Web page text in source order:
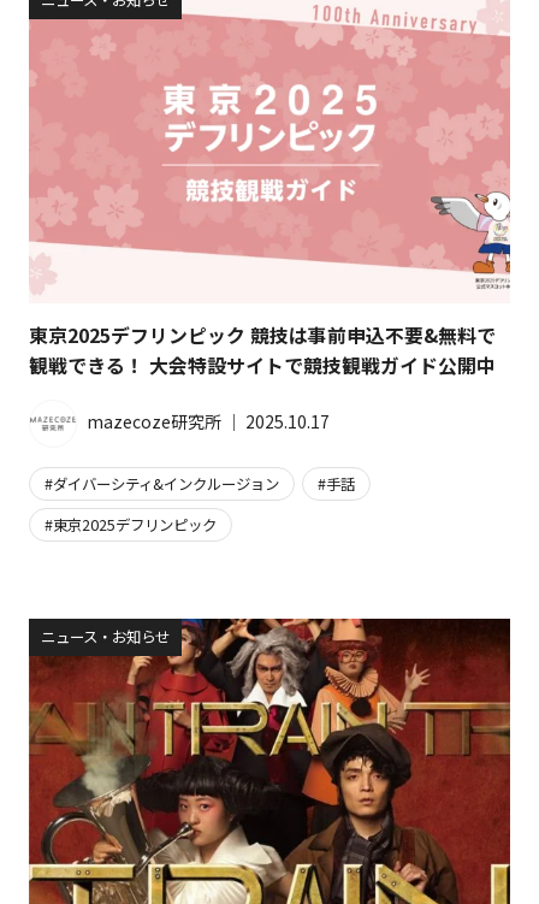
東京2025デフリンピック 競技は事前申込不要&無料で
観戦できる！ 大会特設サイトで競技観戦ガイド公開中
mazecoze研究所 │ 2025.10.17
ダイバーシティ&インクルージョン
手話
東京2025デフリンピック
ニュース・お知らせ